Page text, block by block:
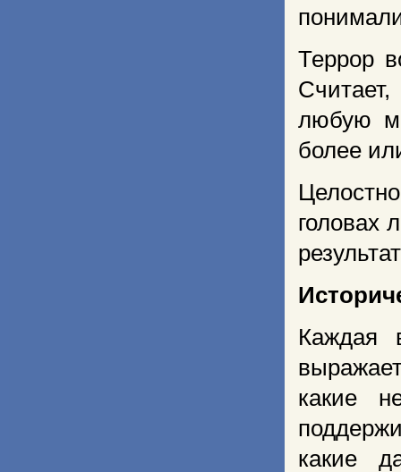
Террор
любую
более
головах
Каждая
какие
какие